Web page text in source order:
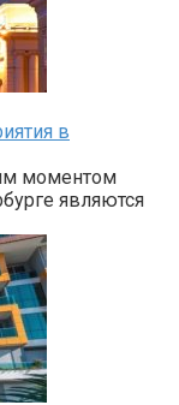
в
моментом
являются